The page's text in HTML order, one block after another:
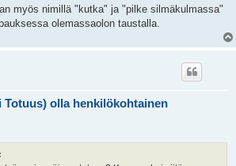
myös nimillä "kutka" ja "pilke silmäkulmassa"
olemassaolon taustalla.
Totuus) olla henkilökohtainen